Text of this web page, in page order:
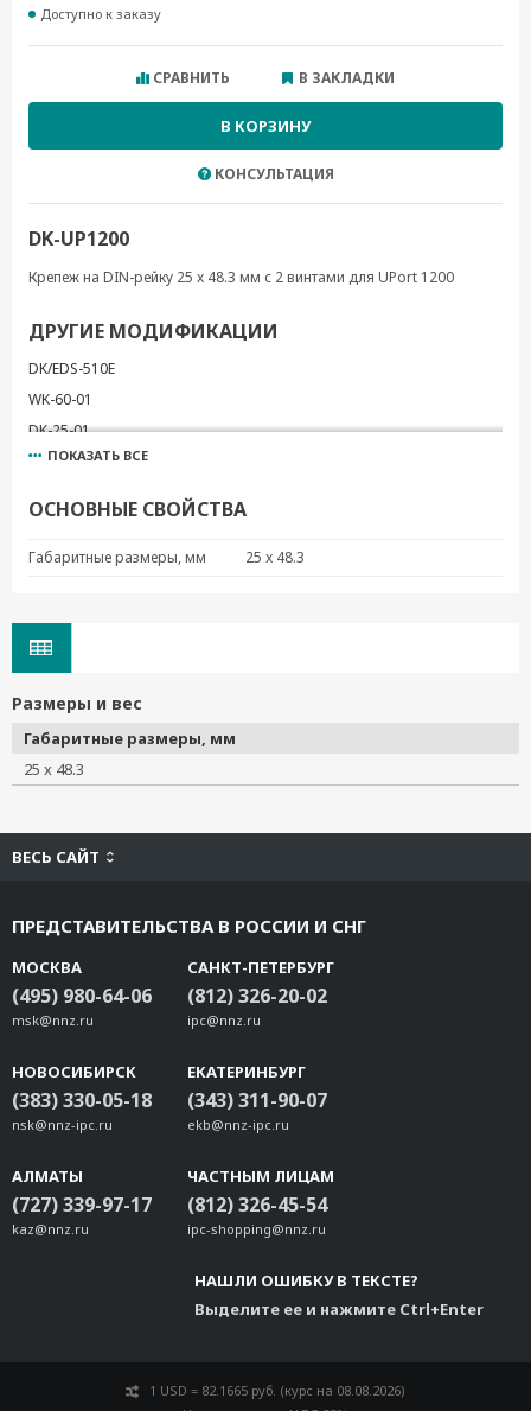
Доступно к заказу
СРАВНИТЬ В ЗАКЛАДКИ
В КОРЗИНУ
КОНСУЛЬТАЦИЯ
DK-UP1200
Крепеж на DIN-рейку 25 x 48.3 мм с 2 винтами для UPort 1200
ДРУГИЕ МОДИФИКАЦИИ
DK/EDS-510E
WK-60-01
DK-25-01
WK-35-02
WK-44-01
WK-45-01
DK35A
RK-4U
DK-M12-305
WK-30
DK-DC50131
PK-DC2DOF
WK-51-01
WK-35-01
WK-36-02
Rackmount ears for IKS P/N 1490914080019
WK-195
SDS-3008 Rackmount Kit
Rackmount kit for PT-7528 P/N 1490914080032
DK-UP1400
WK-30-02
WK-75
ПОКАЗАТЬ ВСЕ
ОСНОВНЫЕ СВОЙСТВА
Габаритные размеры, мм 25 x 48.3
Размеры и вес
Габаритные размеры, мм
25 x 48.3
ВЕСЬ САЙТ
ПРЕДСТАВИТЕЛЬСТВА В РОССИИ И СНГ
МОСКВА
(495) 980-64-06
msk@nnz.ru
САНКТ-ПЕТЕРБУРГ
(812) 326-20-02
ipc@nnz.ru
НОВОСИБИРСК
(383) 330-05-18
nsk@nnz-ipc.ru
ЕКАТЕРИНБУРГ
(343) 311-90-07
ekb@nnz-ipc.ru
АЛМАТЫ
(727) 339-97-17
kaz@nnz.ru
ЧАСТНЫМ ЛИЦАМ
(812) 326-45-54
ipc-shopping@nnz.ru
НАШЛИ ОШИБКУ В ТЕКСТЕ?
Выделите ее и нажмите Ctrl+Enter
1 USD = 82.1665 руб. (курс на 08.08.2026)